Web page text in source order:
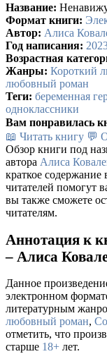
Название:
Формат книги:
Автор: Алиса
Год написания:
Возрастная
Жанры: Короткий
любовный роман
Теги: беременная
одноклассники
Вам понравилась
📖 Читать книгу 💬
Обзор книги под
автора Алиса
краткое
читателей помогут
вы также сможете
читателям.
Аннотация к
– Алиса
Данное
электронном
литературным
любовный роман,
отметить, что
старше 18+ лет.